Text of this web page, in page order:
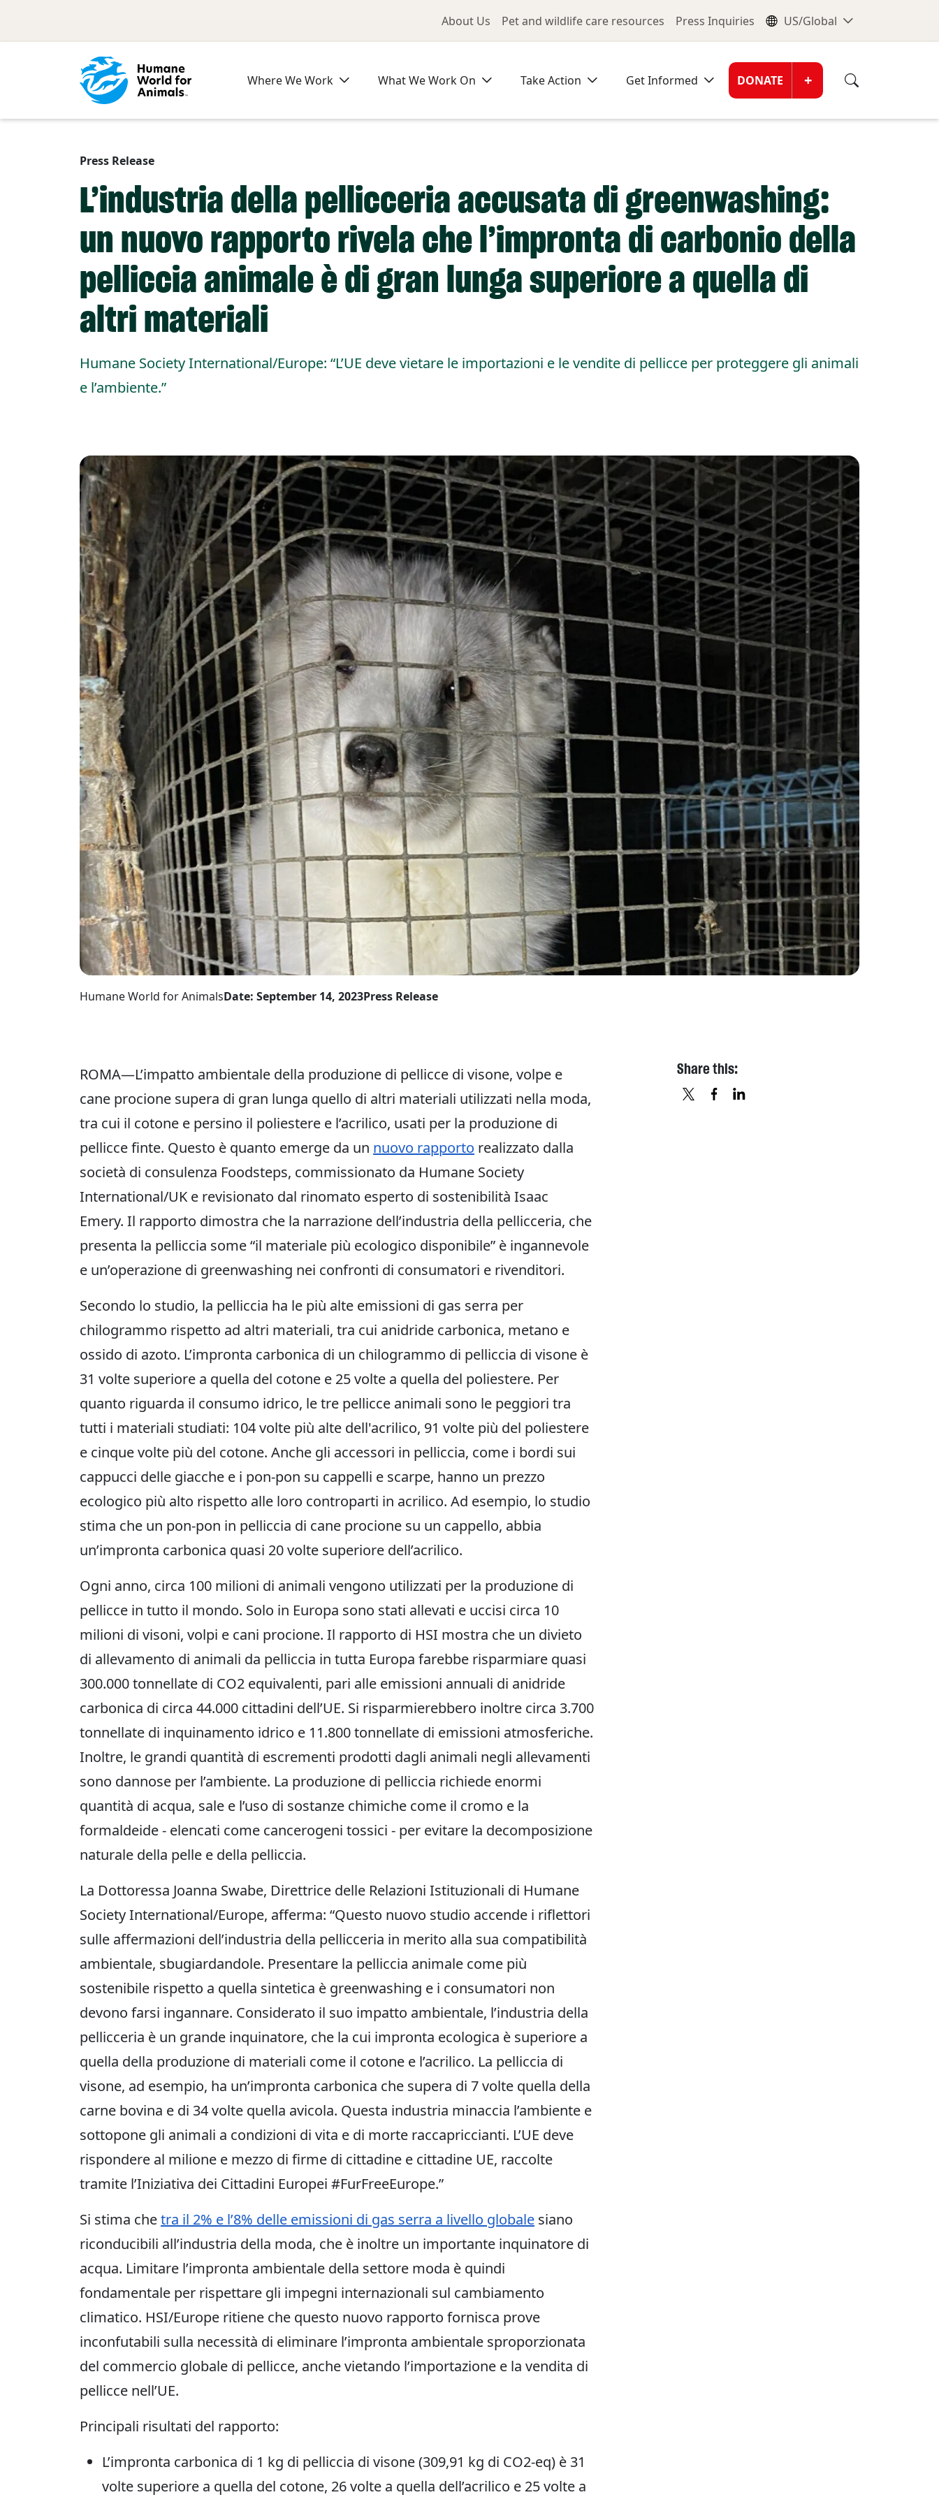
Utility Menu
About Us Pet and wildlife care resources Press Inquiries Global
US/Global
Where We Work What We Work On Take Action Get Informed Donate
DONATE +
Press Release
L’industria della pellicceria accusata di greenwashing:
un nuovo rapporto rivela che l’impronta di carbonio della
pelliccia animale è di gran lunga superiore a quella di
altri materiali
Humane Society International/Europe: “L’UE deve vietare le importazioni e le vendite di pellicce per proteggere gli animali
e l’ambiente.”
Humane World for AnimalsDate: September 14, 2023Press Release
ROMA—L’impatto ambientale della produzione di pellicce di visone, volpe e
cane procione supera di gran lunga quello di altri materiali utilizzati nella moda,
tra cui il cotone e persino il poliestere e l’acrilico, usati per la produzione di
pellicce finte. Questo è quanto emerge da un nuovo rapporto realizzato dalla
società di consulenza Foodsteps, commissionato da Humane Society
International/UK e revisionato dal rinomato esperto di sostenibilità Isaac
Emery. Il rapporto dimostra che la narrazione dell’industria della pellicceria, che
presenta la pelliccia some “il materiale più ecologico disponibile” è ingannevole
e un’operazione di greenwashing nei confronti di consumatori e rivenditori.
Secondo lo studio, la pelliccia ha le più alte emissioni di gas serra per
chilogrammo rispetto ad altri materiali, tra cui anidride carbonica, metano e
ossido di azoto. L’impronta carbonica di un chilogrammo di pelliccia di visone è
31 volte superiore a quella del cotone e 25 volte a quella del poliestere. Per
quanto riguarda il consumo idrico, le tre pellicce animali sono le peggiori tra
tutti i materiali studiati: 104 volte più alte dell'acrilico, 91 volte più del poliestere
e cinque volte più del cotone. Anche gli accessori in pelliccia, come i bordi sui
cappucci delle giacche e i pon-pon su cappelli e scarpe, hanno un prezzo
ecologico più alto rispetto alle loro controparti in acrilico. Ad esempio, lo studio
stima che un pon-pon in pelliccia di cane procione su un cappello, abbia
un’impronta carbonica quasi 20 volte superiore dell’acrilico.
Ogni anno, circa 100 milioni di animali vengono utilizzati per la produzione di
pellicce in tutto il mondo. Solo in Europa sono stati allevati e uccisi circa 10
milioni di visoni, volpi e cani procione. Il rapporto di HSI mostra che un divieto
di allevamento di animali da pelliccia in tutta Europa farebbe risparmiare quasi
300.000 tonnellate di CO2 equivalenti, pari alle emissioni annuali di anidride
carbonica di circa 44.000 cittadini dell’UE. Si risparmierebbero inoltre circa 3.700
tonnellate di inquinamento idrico e 11.800 tonnellate di emissioni atmosferiche.
Inoltre, le grandi quantità di escrementi prodotti dagli animali negli allevamenti
sono dannose per l’ambiente. La produzione di pelliccia richiede enormi
quantità di acqua, sale e l’uso di sostanze chimiche come il cromo e la
formaldeide - elencati come cancerogeni tossici - per evitare la decomposizione
naturale della pelle e della pelliccia.
La Dottoressa Joanna Swabe, Direttrice delle Relazioni Istituzionali di Humane
Society International/Europe, afferma: “Questo nuovo studio accende i riflettori
sulle affermazioni dell’industria della pellicceria in merito alla sua compatibilità
ambientale, sbugiardandole. Presentare la pelliccia animale come più
sostenibile rispetto a quella sintetica è greenwashing e i consumatori non
devono farsi ingannare. Considerato il suo impatto ambientale, l’industria della
pellicceria è un grande inquinatore, che la cui impronta ecologica è superiore a
quella della produzione di materiali come il cotone e l’acrilico. La pelliccia di
visone, ad esempio, ha un’impronta carbonica che supera di 7 volte quella della
carne bovina e di 34 volte quella avicola. Questa industria minaccia l’ambiente e
sottopone gli animali a condizioni di vita e di morte raccapriccianti. L’UE deve
rispondere al milione e mezzo di firme di cittadine e cittadine UE, raccolte
tramite l’Iniziativa dei Cittadini Europei #FurFreeEurope.”
Si stima chetra il 2% e l’8% delle emissioni di gas serra a livello globale siano
riconducibili all’industria della moda, che è inoltre un importante inquinatore di
acqua. Limitare l’impronta ambientale della settore moda è quindi
fondamentale per rispettare gli impegni internazionali sul cambiamento
climatico. HSI/Europe ritiene che questo nuovo rapporto fornisca prove
inconfutabili sulla necessità di eliminare l’impronta ambientale sproporzionata
del commercio globale di pellicce, anche vietando l’importazione e la vendita di
pellicce nell’UE.
Principali risultati del rapporto:
L’impronta carbonica di 1 kg di pelliccia di visone (309,91 kg di CO2-eq) è 31
volte superiore a quella del cotone, 26 volte a quella dell’acrilico e 25 volte a
Share this: